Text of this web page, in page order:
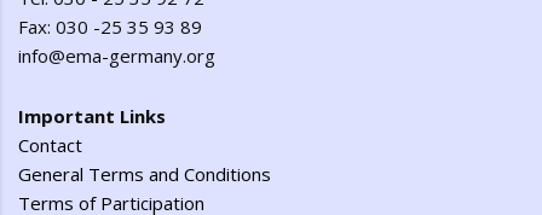
Fax: 030 -25 35 93 89
info@ema-germany.org
Important Links
Contact
General Terms and Conditions
Terms of Participation